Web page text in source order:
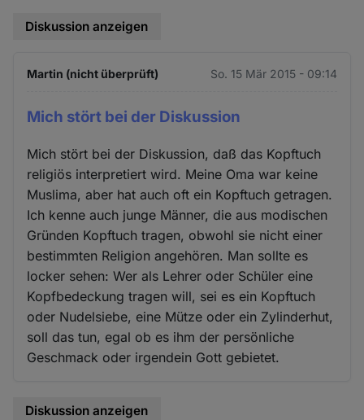
Diskussion anzeigen
Martin (nicht überprüft) So. 15 Mär 2015 - 09:14
Mich stört bei der Diskussion
Mich stört bei der Diskussion, daß das Kopftuch
religiös interpretiert wird. Meine Oma war keine
Muslima, aber hat auch oft ein Kopftuch getragen.
Ich kenne auch junge Männer, die aus modischen
Gründen Kopftuch tragen, obwohl sie nicht einer
bestimmten Religion angehören. Man sollte es
locker sehen: Wer als Lehrer oder Schüler eine
Kopfbedeckung tragen will, sei es ein Kopftuch
oder Nudelsiebe, eine Mütze oder ein Zylinderhut,
soll das tun, egal ob es ihm der persönliche
Geschmack oder irgendein Gott gebietet.
Diskussion anzeigen